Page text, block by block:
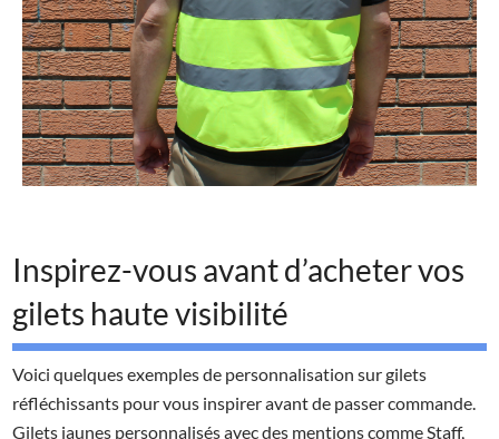
Inspirez-vous avant d’acheter vos
gilets haute visibilité
Voici quelques exemples de personnalisation sur gilets
réfléchissants pour vous inspirer avant de passer commande.
Gilets jaunes personnalisés avec des mentions comme Staff,